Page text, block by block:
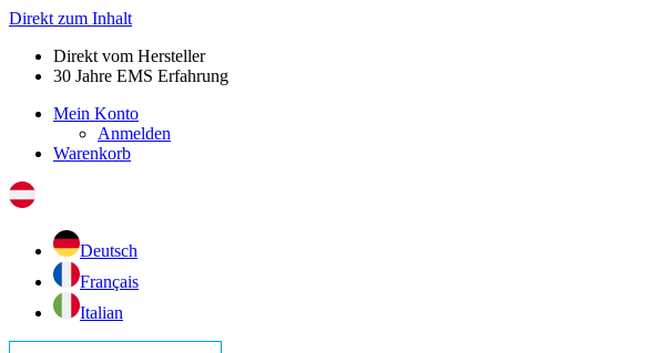
Direkt zum Inhalt
Direkt vom Hersteller
30 Jahre EMS Erfahrung
Mein Konto
Anmelden
Warenkorb
Deutsch
Français
Italian